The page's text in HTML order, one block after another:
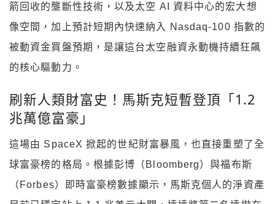
箭回收的壟斷性技術，以及太空 AI 資料中心的宏大想
像空間，加上預計短期內快速納入 Nasdaq-100 指數的
被動資金買盤預期，是讓這台太空融資永動機持續狂飆
的核心驅動力。
刷新人類財富史！馬斯克短暫登頂「1.2
兆萬億富豪」
這場由 SpaceX 掀起的世紀財富暴風，也直接重塑了全
球富豪榜的格局。根據彭博（Bloomberg）與福布斯
（Forbes）即時富豪榜數據顯示，馬斯克個人的淨資產